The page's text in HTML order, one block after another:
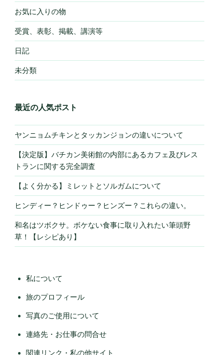
お気に入りの物
受賞、表彰、掲載、講演等
日記
未分類
最近の人気ポスト
ヤンニョムチキンとタッカンジョンの違いについて
【決定版】バチカン美術館の内部にあるカフェ及びレス
トランに関する完全調査
【よく分かる】ミレットとソルガムについて
ヒンディー？ヒンドゥー？ヒンズー？これらの違い。
和名はツボクサ。ボケない食事に取り入れたい筆頭野
草！【レシピあり】
私について
旅のプロフィール
写真のご使用について
連絡先・お仕事の問合せ
関連リンク・私の他サイト